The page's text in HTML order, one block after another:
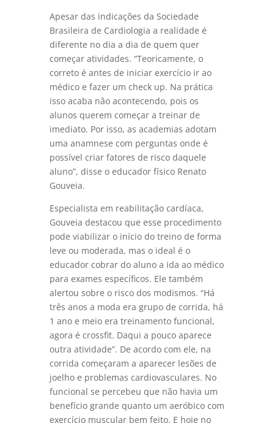
Apesar das indicações da Sociedade
Brasileira de Cardiologia a realidade é
diferente no dia a dia de quem quer
começar atividades. “Teoricamente, o
correto é antes de iniciar exercício ir ao
médico e fazer um check up. Na prática
isso acaba não acontecendo, pois os
alunos querem começar a treinar de
imediato. Por isso, as academias adotam
uma anamnese com perguntas onde é
possível criar fatores de risco daquele
aluno”, disse o educador físico Renato
Gouveia.
Especialista em reabilitação cardíaca,
Gouveia destacou que esse procedimento
pode viabilizar o início do treino de forma
leve ou moderada, mas o ideal é o
educador cobrar do aluno a ida ao médico
para exames específicos. Ele também
alertou sobre o risco dos modismos. “Há
três anos a moda era grupo de corrida, há
1 ano e meio era treinamento funcional,
agora é crossfit. Daqui a pouco aparece
outra atividade”. De acordo com ele, na
corrida começaram a aparecer lesões de
joelho e problemas cardiovasculares. No
funcional se percebeu que não havia um
benefício grande quanto um aeróbico com
exercício muscular bem feito. E hoje no